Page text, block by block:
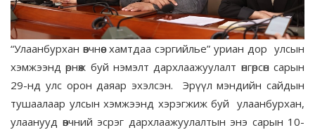
“Улаанбурхан өвчнөөс хамтдаа сэргийлье” уриан дор улсын
хэмжээнд өрнөж буй нэмэлт дархлаажуулалт өнгөрсөн сарын
29-нд улс орон даяар эхэлсэн. Эрүүл мэндийн сайдын
тушаалаар улсын хэмжээнд хэрэгжиж буй улаанбурхан,
улаанууд өвчний эсрэг дархлаажуулалтын энэ сарын 10-